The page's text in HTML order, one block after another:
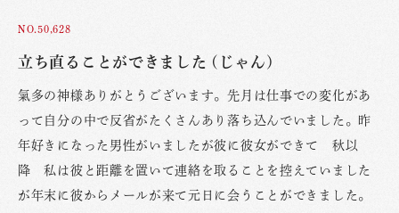
NO.50,628
立ち直ることができました (じゃん)
氣多の神様ありがとうございます。先月は仕事での変化があ
って自分の中で反省がたくさんあり落ち込んでいました。昨
年好きになった男性がいましたが彼に彼女ができて 秋以
降 私は彼と距離を置いて連絡を取ることを控えていました
が年末に彼からメールが来て元日に会うことができました。